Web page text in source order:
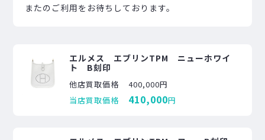
またのご利用をお待ちしております。
エルメス エブリンTPM ニューホワイ
ト B刻印
他店買取価格
400,000円
当店買取価格
410,000円